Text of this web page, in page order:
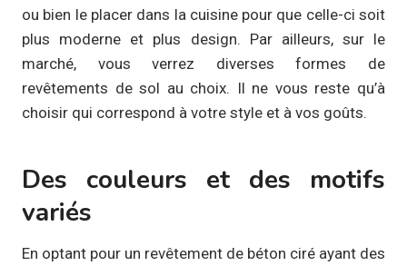
ou bien le placer dans la cuisine pour que celle-ci soit
plus moderne et plus design. Par ailleurs, sur le
marché, vous verrez diverses formes de
revêtements de sol au choix. Il ne vous reste qu’à
choisir qui correspond à votre style et à vos goûts.
Des couleurs et des motifs
variés
En optant pour un revêtement de béton ciré ayant des